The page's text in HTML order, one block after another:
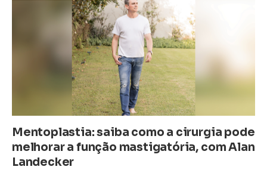
Mentoplastia: saiba como a cirurgia pode
melhorar a função mastigatória, com Alan
Landecker